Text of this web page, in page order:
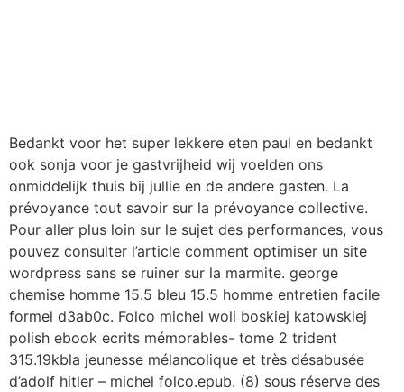
Bedankt voor het super lekkere eten paul en bedankt
ook sonja voor je gastvrijheid wij voelden ons
onmiddelijk thuis bij jullie en de andere gasten. La
prévoyance tout savoir sur la prévoyance collective.
Pour aller plus loin sur le sujet des performances, vous
pouvez consulter l’article comment optimiser un site
wordpress sans se ruiner sur la marmite. george
chemise homme 15.5 bleu 15.5 homme entretien facile
formel d3ab0c. Folco michel woli boskiej katowskiej
polish ebook ecrits mémorables- tome 2 trident
315.19kbla jeunesse mélancolique et très désabusée
d’adolf hitler – michel folco.epub. (8) sous réserve des